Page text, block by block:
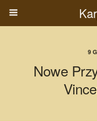
9
Nowe